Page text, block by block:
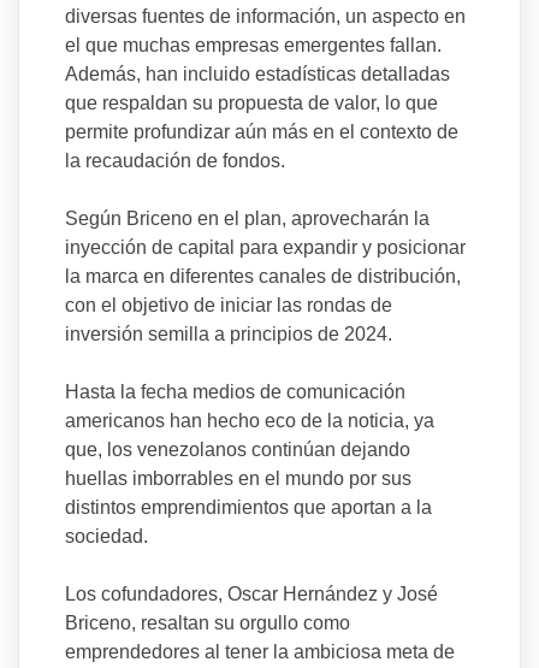
diversas fuentes de información, un aspecto en
el que muchas empresas emergentes fallan.
Además, han incluido estadísticas detalladas
que respaldan su propuesta de valor, lo que
permite profundizar aún más en el contexto de
la recaudación de fondos.
Según Briceno en el plan, aprovecharán la
inyección de capital para expandir y posicionar
la marca en diferentes canales de distribución,
con el objetivo de iniciar las rondas de
inversión semilla a principios de 2024.
Hasta la fecha medios de comunicación
americanos han hecho eco de la noticia, ya
que, los venezolanos continúan dejando
huellas imborrables en el mundo por sus
distintos emprendimientos que aportan a la
sociedad.
Los cofundadores, Oscar Hernández y José
Briceno, resaltan su orgullo como
emprendedores al tener la ambiciosa meta de